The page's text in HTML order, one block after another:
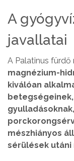
A
javallatai
A Palatinus fürdő
magnézium-
kiválóan
mészhiányos
sérülések